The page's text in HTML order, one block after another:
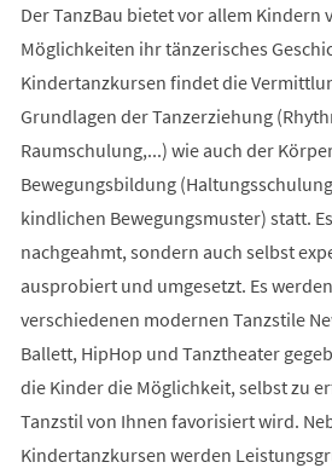
Der TanzBau bietet vor allem Kindern
Möglichkeiten ihr tänzerisches
Kindertanzkursen findet die
Grundlagen der Tanzerziehung
Raumschulung,...) wie auch der
Bewegungsbildung
kindlichen Bewegungsmuster) statt.
nachgeahmt, sondern auch selbst
ausprobiert und umgesetzt. Es
verschiedenen modernen Tanzstile
Ballett, HipHop und Tanztheater
die Kinder die Möglichkeit, selbst zu
Tanzstil von Ihnen favorisiert wird.
Kindertanzkursen werden